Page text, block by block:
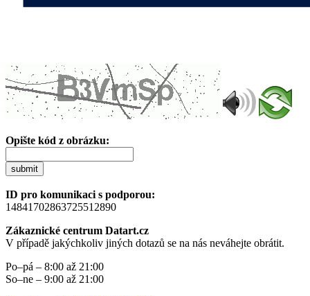
Opište kód z obrázku:
submit
ID pro komunikaci s podporou:
14841702863725512890
Zákaznické centrum Datart.cz
V případě jakýchkoliv jiných dotazů se na nás neváhejte obrátit.
Po–pá – 8:00 až 21:00
So–ne – 9:00 až 21:00